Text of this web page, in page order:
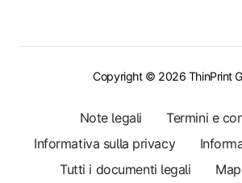
Copyright © 2026 ThinPrint
Note legali
Termini e
Informativa sulla privacy
Tutti i documenti legali